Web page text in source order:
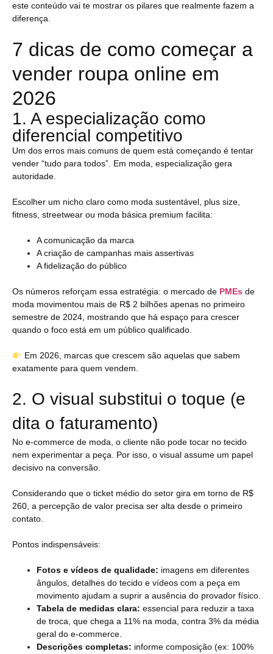
este conteúdo vai te mostrar os pilares que realmente fazem a
diferença.
7 dicas de como começar a
vender roupa online em
2026
1. A especialização como
diferencial competitivo
Um dos erros mais comuns de quem está começando é tentar
vender “tudo para todos”. Em moda, especialização gera
autoridade.
Escolher um nicho claro como moda sustentável, plus size,
fitness, streetwear ou moda básica premium facilita:
A comunicação da marca
A criação de campanhas mais assertivas
A fidelização do público
Os números reforçam essa estratégia: o mercado de PMEs de
moda movimentou mais de R$ 2 bilhões apenas no primeiro
semestre de 2024, mostrando que há espaço para crescer
quando o foco está em um público qualificado.
Em 2026, marcas que crescem são aquelas que sabem
exatamente para quem vendem.
2. O visual substitui o toque (e
dita o faturamento)
No e-commerce de moda, o cliente não pode tocar no tecido
nem experimentar a peça. Por isso, o visual assume um papel
decisivo na conversão.
Considerando que o ticket médio do setor gira em torno de R$
260, a percepção de valor precisa ser alta desde o primeiro
contato.
Pontos indispensáveis:
Fotos e vídeos de qualidade: imagens em diferentes
ângulos, detalhes do tecido e vídeos com a peça em
movimento ajudam a suprir a ausência do provador físico.
Tabela de medidas clara: essencial para reduzir a taxa
de troca, que chega a 11% na moda, contra 3% da média
geral do e-commerce.
Descrições completas: informe composição (ex: 100%